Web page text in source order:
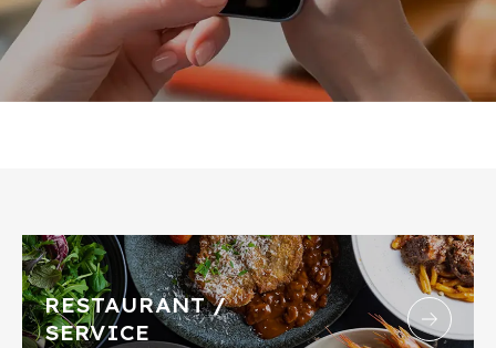
RESTAURANT /
SERVICE